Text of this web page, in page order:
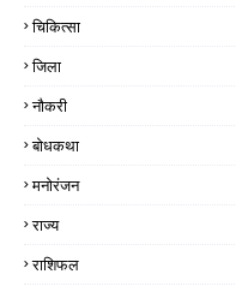
चिकित्सा
जिला
नौकरी
बोधकथा
मनोरंजन
राज्य
राशिफल